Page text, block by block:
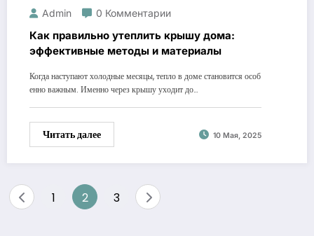
Admin 0 Комментарии
Как правильно утеплить крышу дома:
эффективные методы и материалы
Когда наступают холодные месяцы, тепло в доме становится особ
енно важным. Именно через крышу уходит до…
Читать далее 10 Мая, 2025
Пагинация
1 2 3